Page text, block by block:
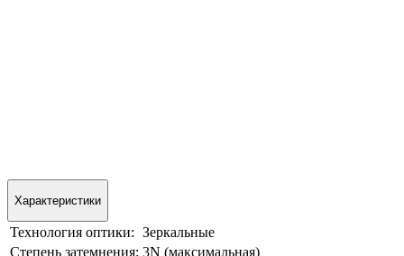
Характеристики
Технология оптики: Зеркальные
Степень затемнения: 3N (максимальная)